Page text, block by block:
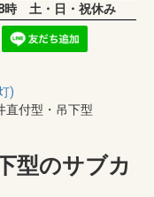
時 土・日・祝休み
)
直付型・吊下型
型のサブカ